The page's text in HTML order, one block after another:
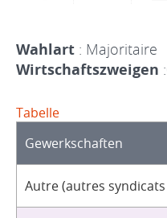
Wahlart : Majoritaire
Wirtschaftszweigen
Tabelle
Gewerkschaften
Autre (autres